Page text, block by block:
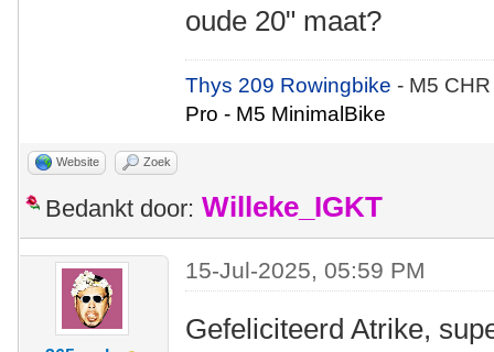
oude 20" maat?
Thys 209 Rowingbike- M5
Pro - M5 MinimalBike
Website Zoek
Bedankt door: Willeke_IGKT
15-Jul-2025, 05:59 PM
Gefeliciteerd Atrike,